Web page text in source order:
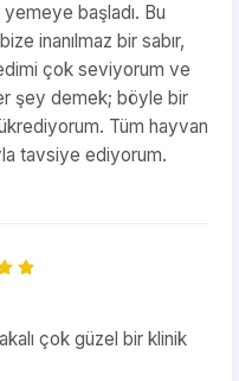
başladı. Bu
inanılmaz bir sabır,
çok seviyorum ve
şey demek; böyle bir
Tüm hayvan
tavsiye ediyorum.
çok güzel bir klinik